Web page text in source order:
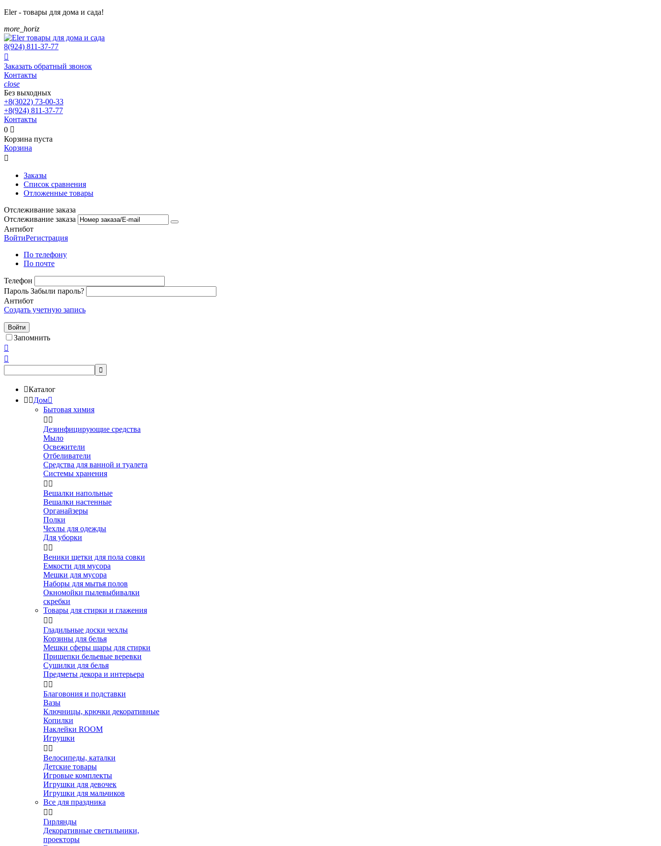
Eler - товары для дома и сада!
more_horiz
8(924) 811-37-77

Заказать обратный звонок
Контакты
close
Без выходных
+8(3022) 73-00-33
+8(924) 811-37-77
Контакты
0 
Корзина пуста
Корзина

Заказы
Список сравнения
Отложенные товары
Отслеживание заказа
Отслеживание заказа
Антибот
ВойтиРегистрация
По телефону
По почте
Телефон
Пароль Забыли пароль?
Антибот
Создать учетную запись
Войти
Запомнить



Каталог
 Дом
Бытовая химия
 
Дезинфицирующие средства
Мыло
Освежители
Отбеливатели
Средства для ванной и туалета
Системы хранения
 
Вешалки напольные
Вешалки настенные
Органайзеры
Полки
Чехлы для одежды
Для уборки
 
Веники щетки для пола совки
Емкости для мусора
Мешки для мусора
Наборы для мытья полов
Окномойки пылевыбивалки
скребки
Товары для стирки и глажения
 
Гладильные доски чехлы
Корзины для белья
Мешки сферы шары для стирки
Прищепки бельевые веревки
Сушилки для белья
Предметы декора и интерьера
 
Благовония и подставки
Вазы
Ключницы, крючки декоративные
Копилки
Наклейки ROOM
Игрушки
 
Велосипеды, каталки
Детские товары
Игровые комплекты
Игрушки для девочек
Игрушки для мальчиков
Все для праздника
 
Гирлянды
Декоративные светильники,
проекторы